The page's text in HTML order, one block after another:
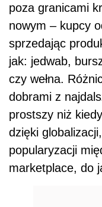
poza granicami
nowym – kupcy
sprzedając
jak: jedwab,
czy wełna.
dobrami z
prostszy niż
dzięki
popularyzacji
marketplace, do